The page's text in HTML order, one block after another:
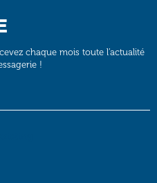
chaque mois toute l’actualité
!